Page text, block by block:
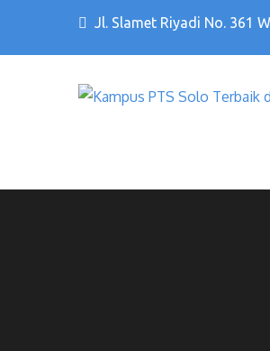
Jl. Slamet Riyadi No. 361